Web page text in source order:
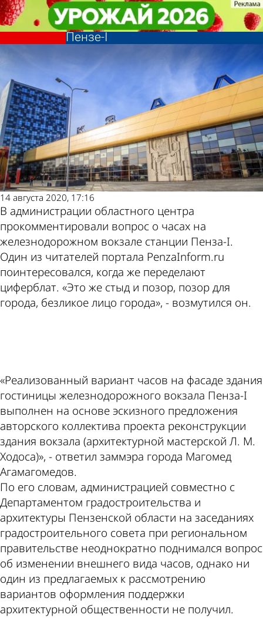
Мэрия города не планирует
менять внешний вид часов на
Пензе-I
Общество
14 августа 2020, 17:16
В администрации областного центра
прокомментировали вопрос о часах на
железнодорожном вокзале станции Пенза-I.
Один из читателей портала PenzaInform.ru
поинтересовался, когда же переделают
циферблат. «Это же стыд и позор, позор для
города, безликое лицо города», - возмутился он.
«Реализованный вариант часов на фасаде здания
гостиницы железнодорожного вокзала Пенза-I
выполнен на основе эскизного предложения
авторского коллектива проекта реконструкции
здания вокзала (архитектурной мастерской Л. М.
Ходоса)», - ответил заммэра города Магомед
Агамагомедов.
По его словам, администрацией совместно с
Департаментом градостроительства и
архитектуры Пензенской области на заседаниях
градостроительного совета при региональном
правительстве неоднократно поднимался вопрос
об изменении внешнего вида часов, однако ни
один из предлагаемых к рассмотрению
вариантов оформления поддержки
архитектурной общественности не получил.
Мэрия города не планирует
менять внешний вид часов на
Пензе-I
Общество
Другие новости
по теме
Погода и курсы
валют в Пензе